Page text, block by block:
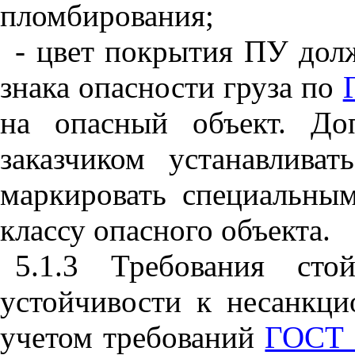
пломбирования;
- цвет покрытия ПУ
знака опасности груза по
на опасный объект.
заказчиком
маркировать
классу опасного объекта.
5.1.3 Требования
устойчивости к
учетом требований ГОСТ